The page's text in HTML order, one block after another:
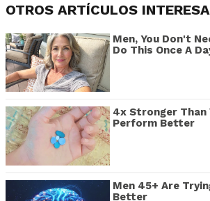
OTROS ARTÍCULOS
Men, You Don't
Do This Once A
4x Stronger Than
Perform Better
Men 45+ Are
Better